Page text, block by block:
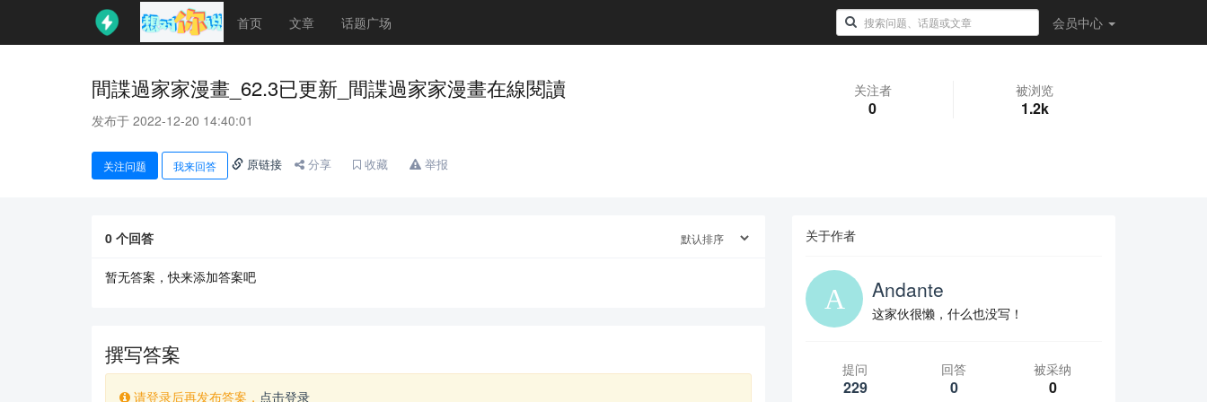
首页 文章 话题广场 会员中心
間諜過家家漫畫_62.3已更新_間諜過家家漫畫在線閱讀
发布于 2022-12-20 14:40:01
关注者
0
被浏览
1.2k
关注问题 我来回答 原链接 分享 收藏 举报
0 个回答
暂无答案，快来添加答案吧
撰写答案
请登录后再发布答案， 点击登录
关于作者
Andante
这家伙很懒，什么也没写！
提问
229
回答
0
被采纳
0